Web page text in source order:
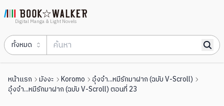
Digital Manga & Light Novels
ทั้งหมด
หน้าแรก มังงะ Koromo
อุ๋งจ๋า...หมีรักมาฝาก (ฉบับ V-Scroll)
อุ๋งจ๋า...หมีรักมาฝาก (ฉบับ V-Scroll) ตอนที่ 23